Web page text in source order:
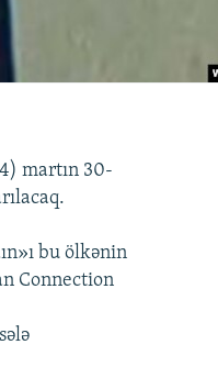
martın 30-
bu ölkənin
Connection